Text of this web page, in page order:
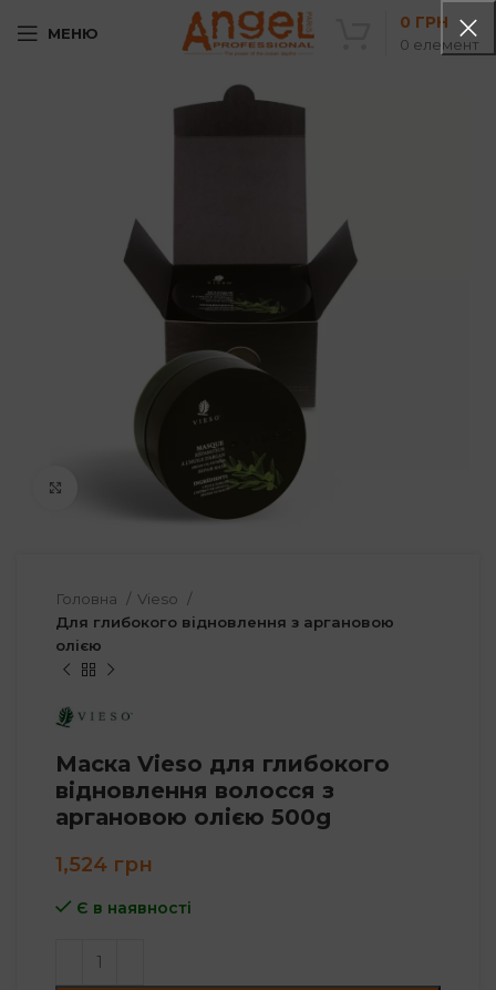
МЕНЮ
0 елемент
0 ГРН
Клацніть, щоб збільшити
Головна
Vieso
Для глибокого відновлення з аргановою
олією
Маска Vieso для глибокого
відновлення волосся з
аргановою олією 500g
1,524 грн
Є в наявності